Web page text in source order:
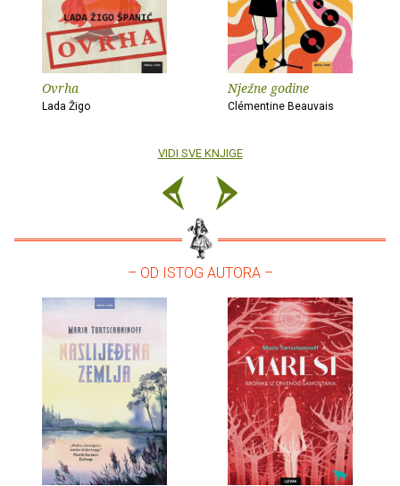
Ovrha
Lada Žigo
Nježne godine
Clémentine Beauvais
VIDI SVE KNJIGE
– OD ISTOG AUTORA –